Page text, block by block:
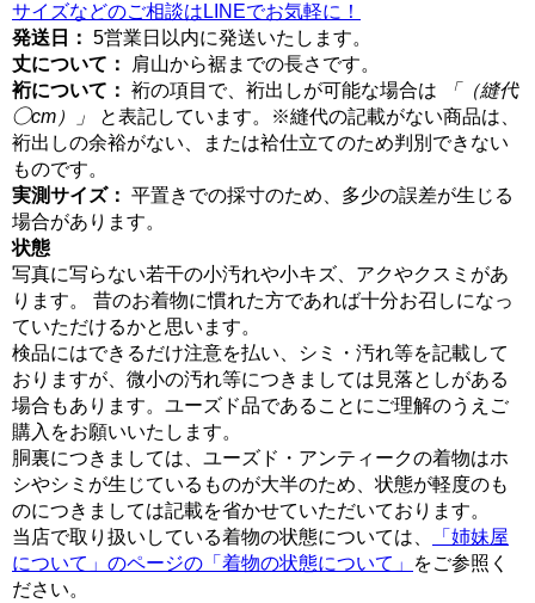
サイズなどのご相談はLINEでお気軽に！
発送日： 5営業日以内に発送いたします。
丈について：
肩山から裾までの長さです。
裄について： 裄の項目で、裄出しが可能な場合は
「（縫代
◯cm）」
と表記しています。※縫代の記載がない商品は、
裄出しの余裕がない、または袷仕立てのため判別できない
ものです。
実測サイズ： 平置きでの採寸のため、多少の誤差が生じる
場合があります。
状態
写真に写らない若干の小汚れや小キズ、アクやクスミがあ
ります。 昔のお着物に慣れた方であれば十分お召しになっ
ていただけるかと思います。
検品にはできるだけ注意を払い、シミ・汚れ等を記載して
おりますが、微小の汚れ等につきましては見落としがある
場合もあります。ユーズド品であることにご理解のうえご
購入をお願いいたします。
胴裏につきましては、ユーズド・アンティークの着物はホ
シやシミが生じているものが大半のため、状態が軽度のも
のにつきましては記載を省かせていただいております。
当店で取り扱いしている着物の状態については、
「姉妹屋
について」のページの「着物の状態について」
をご参照く
ださい。